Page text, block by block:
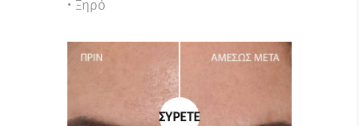
• Ξηρό
ΣΥΡΕΤΕ